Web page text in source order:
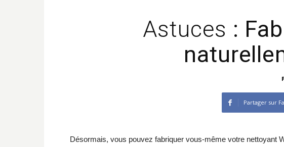
Astuces :
Partager sur
Désormais, vous pouvez fabriquer vous-même votre nettoyant